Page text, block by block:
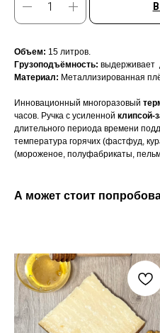
Объем: 15 литров.
Грузоподъёмность: выдерживает
Материал: Металлизированная
Инновационный многоразовый
часов. Ручка с усиленной клипсой-
длительного периода времени
температура горячих (фастфуд,
(мороженое, полуфабрикаты,
А может стоит